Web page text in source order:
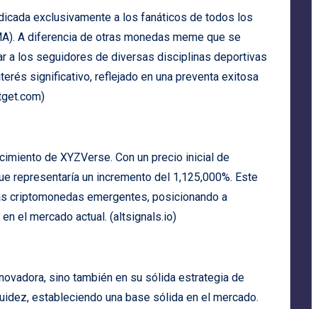
exclusivamente a los fanáticos de todos los
A diferencia de otras monedas meme que se
a los seguidores de diversas disciplinas deportivas
significativo, reflejado en una preventa exitosa
)
de XYZVerse. Con un precio inicial de
representaría un incremento del 1,125,000%. Este
criptomonedas emergentes, posicionando a
el mercado actual. (altsignals.io)
sino también en su sólida estrategia de
estableciendo una base sólida en el mercado.